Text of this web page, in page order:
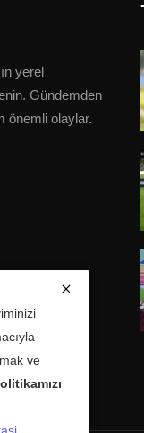
yerel
Gündemden
önemli olaylar.
ve